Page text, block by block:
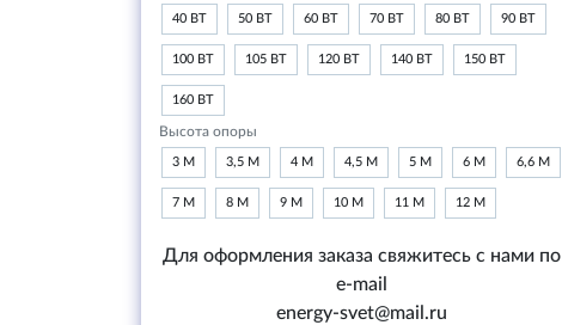
40 ВТ 50 ВТ 60 ВТ 70 ВТ 80 ВТ 90 ВТ
100 ВТ 105 ВТ 120 ВТ 140 ВТ 150 ВТ
160 ВТ
Высота опоры
3 М 3,5 М 4 М 4,5 М 5 М 6 М 6,6 М
7 М 8 М 9 М 10 М 11 М 12 М
Для оформления заказа свяжитесь с нами по
e-mail
energy-svet@mail.ru